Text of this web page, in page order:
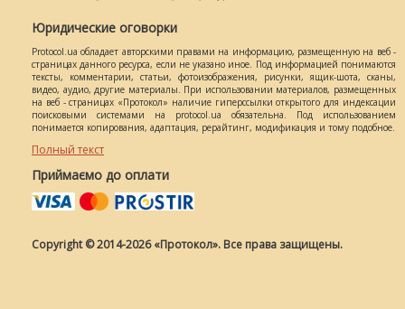
Юридические оговорки
Protocol.ua обладает авторскими правами на информацию, размещенную на веб -
страницах данного ресурса, если не указано иное. Под информацией понимаются
тексты, комментарии, статьи, фотоизображения, рисунки, ящик-шота, сканы,
видео, аудио, другие материалы. При использовании материалов, размещенных
на веб - страницах «Протокол» наличие гиперссылки открытого для индексации
поисковыми системами на protocol.ua обязательна. Под использованием
понимается копирования, адаптация, рерайтинг, модификация и тому подобное.
Полный текст
Приймаємо до оплати
Copyright © 2014-2026 «Протокол». Все права защищены.